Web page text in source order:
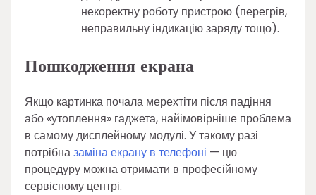
некоректну роботу пристрою (перегрів,
неправильну індикацію заряду тощо).
Пошкодження екрана
Якщо картинка почала мерехтіти після падіння
або «утоплення» гаджета, найімовірніше проблема
в самому дисплейному модулі. У такому разі
потрібназаміна екрану в телефоні — цю
процедуру можна отримати в професійному
сервісному центрі.